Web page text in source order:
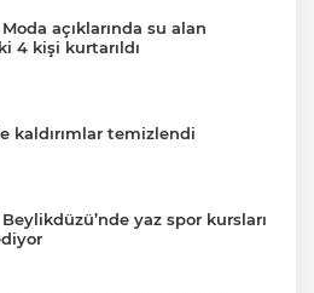
açıklarında su alan
4 kişi kurtarıldı
kaldırımlar temizlendi
yaz spor kursları